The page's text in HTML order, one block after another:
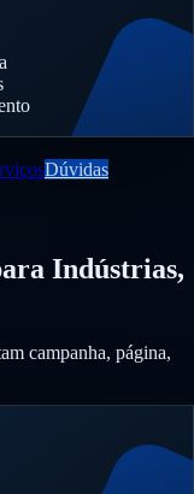
Dúvidas
Indústrias,
campanha, página,